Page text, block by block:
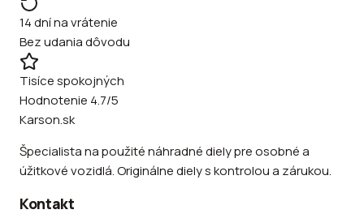
14 dní na vrátenie
Bez udania dôvodu
Tisíce spokojných
Hodnotenie 4.7/5
Karson.sk
Špecialista na použité náhradné diely pre osobné a
úžitkové vozidlá. Originálne diely s kontrolou a zárukou.
Kontakt